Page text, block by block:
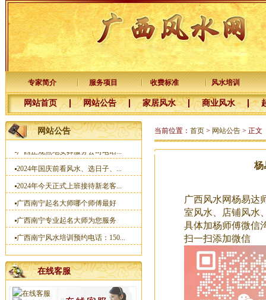
专家简介 服务项目 收费标准 风水培训
网站首页 网站公告 家居风水 商业风水
网站公告
新年快乐，感谢新老客户十五年...
河池徐老板您交的预约点墓地定...
杨公风水培训班国庆节开班了
2025年元月1日前交定金看风水的...
广西杨公三元风水培训大师
一分预防大于十分治疗
梧州李福主宝宝名字已取好
广西南宁宝宝起名哪里找靠谱的...
广西正规点地安葬服务公司电话...
2024年国庆前看风水、选日子、...
2024年今天正式上班接待新老客...
广西南宁起名大师哪个师傅最好
广西南宁专业起名大师为您服务
广西南宁风水培训预约电话：150...
杨易达大师2023年清明节前看风...
邀请函
公司开工吉日已发
在线客服
当前位置： 首页 > 网站公告 > 正文
杨
广西风水网杨易达
室风水、店铺风水
具体加杨师傅微信
扫一扫添加微信